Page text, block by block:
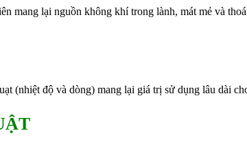
mang lại nguồn không khí trong lành, mát mẻ và
(nhiệt độ và dòng) mang lại giá trị sử dụng lâu dài